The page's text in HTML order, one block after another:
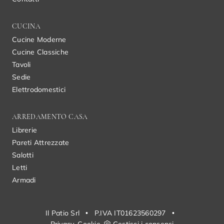
CUCINA
Cucine Moderne
Cucine Classiche
Tavoli
Sedie
Elettrodomestici
ARREDAMENTO CASA
Librerie
Pareti Attrezzate
Salotti
Letti
Armadi
Il Patio Srl • P.IVA IT01623560297
•